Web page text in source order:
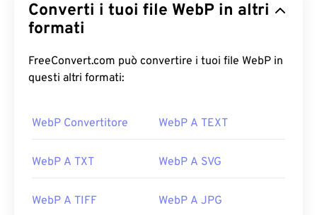
Converti i tuoi file WebP in altri
formati
FreeConvert.com può convertire i tuoi file WebP in
questi altri formati:
WebP Convertitore WebP A TEXT
WebP A TXT WebP A SVG
WebP A TIFF WebP A JPG